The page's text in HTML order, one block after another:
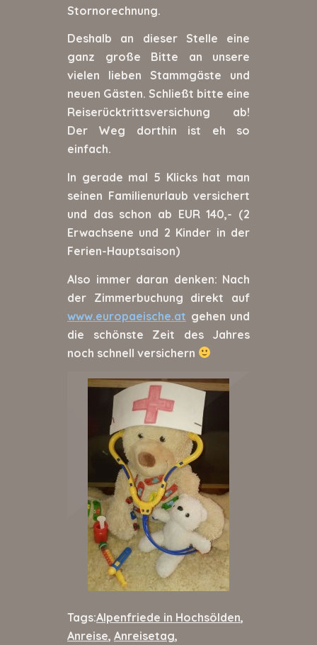
Stornorechnung.
Deshalb an dieser Stelle eine
ganz große Bitte an unsere
vielen lieben Stammgäste und
neuen Gästen. Schließt bitte eine
Reiserücktrittsversichung ab!
Der Weg dorthin ist eh so
einfach.
In gerade mal 5 Klicks hat man
seinen Familienurlaub versichert
und das schon ab EUR 140,- (2
Erwachsene und 2 Kinder in der
Ferien-Hauptsaison)
Also immer daran denken: Nach
der Zimmerbuchung direkt auf
www.europaeische.at gehen und
die schönste Zeit des Jahres
noch schnell versichern
Tags:Alpenfriede in Hochsölden,
Anreise, Anreisetag,